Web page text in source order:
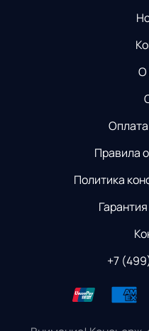
О
Правила
Политика
+7